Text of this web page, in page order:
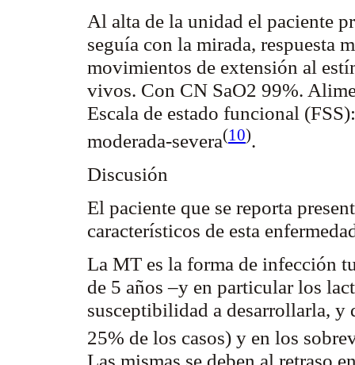
Al alta de la unidad el paciente
seguía con la mirada, respuesta
movimientos de extensión al
vivos. Con CN SaO2 99%.
Escala de estado funcional
moderada-severa(10).
Discusión
El paciente que se reporta
característicos de esta
La MT es la forma de infección
de 5 años –y en particular los
susceptibilidad a desarrollarla, y
25% de los casos) y en los
Las mismas se deben al retraso